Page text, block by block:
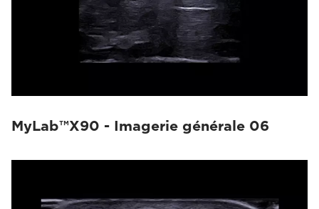
MyLab™X90 - Imagerie générale 06